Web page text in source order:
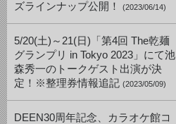
ズラインナップ公開！
(2023/06/14)
5/20(土)～21(日)「第4回 The乾麺
グランプリ in Tokyo 2023」にて池
森秀一のトークゲスト出演が決
定！※整理券情報追記 (2023/05/09)
DEEN30周年記念、カラオケ館コ